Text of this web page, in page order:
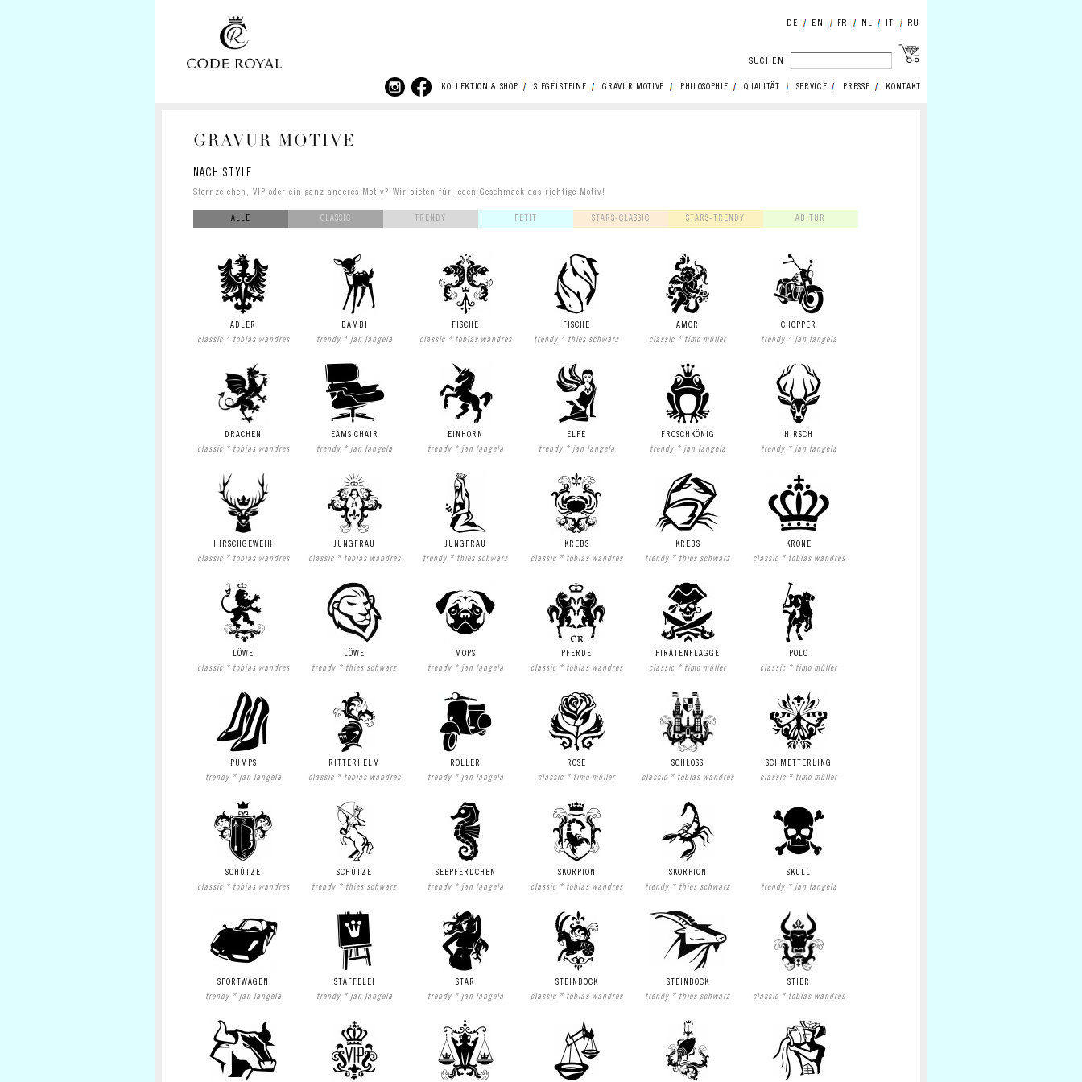
DE EN FR NL IT RU
SUCHEN
KOLLEKTION & SHOP SIEGELSTEINE GRAVUR MOTIVE PHILOSOPHIE QUALITÄT SERVICE PRESSE KONTAKT
GRAVUR MOTIVE
NACH STYLE
Sternzeichen, VIP oder ein ganz anderes Motiv? Wir bieten für jeden Geschmack das richtige Motiv!
ALLE CLASSIC TRENDY PETIT STARS-CLASSIC STARS-TRENDY ABITUR
ADLER
classic * tobias wandres
BAMBI
trendy * jan langela
FISCHE
classic * tobias wandres
FISCHE
trendy * thies schwarz
AMOR
classic * timo müller
CHOPPER
trendy * jan langela
DRACHEN
classic * tobias wandres
EAMS CHAIR
trendy * jan langela
EINHORN
trendy * jan langela
ELFE
trendy * jan langela
FROSCHKÖNIG
trendy * jan langela
HIRSCH
trendy * jan langela
HIRSCHGEWEIH
classic * tobias wandres
JUNGFRAU
classic * tobias wandres
JUNGFRAU
trendy * thies schwarz
KREBS
classic * tobias wandres
KREBS
trendy * thies schwarz
KRONE
classic * tobias wandres
LÖWE
classic * tobias wandres
LÖWE
trendy * thies schwarz
MOPS
trendy * jan langela
PFERDE
classic * tobias wandres
PIRATENFLAGGE
classic * timo müller
POLO
classic * timo müller
PUMPS
trendy * jan langela
RITTERHELM
classic * tobias wandres
ROLLER
trendy * jan langela
ROSE
classic * timo müller
SCHLOSS
classic * tobias wandres
SCHMETTERLING
classic * timo müller
SCHÜTZE
classic * tobias wandres
SCHÜTZE
trendy * thies schwarz
SEEPFERDCHEN
trendy * jan langela
SKORPION
classic * tobias wandres
SKORPION
trendy * thies schwarz
SKULL
trendy * jan langela
SPORTWAGEN
trendy * jan langela
STAFFELEI
trendy * jan langela
STAR
trendy * jan langela
STEINBOCK
classic * tobias wandres
STEINBOCK
trendy * thies schwarz
STIER
classic * tobias wandres